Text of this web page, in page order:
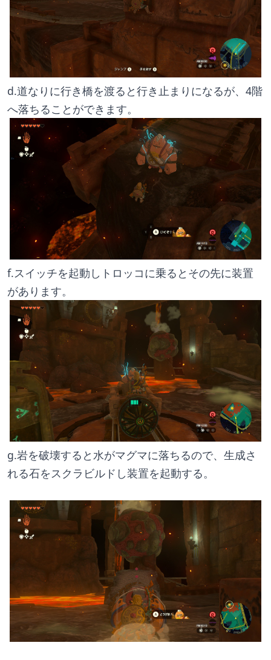
d.道なりに行き橋を渡ると行き止まりになるが、4階
へ落ちることができます。
f.スイッチを起動しトロッコに乗るとその先に装置
があります。
g.岩を破壊すると水がマグマに落ちるので、生成さ
れる石をスクラビルドし装置を起動する。